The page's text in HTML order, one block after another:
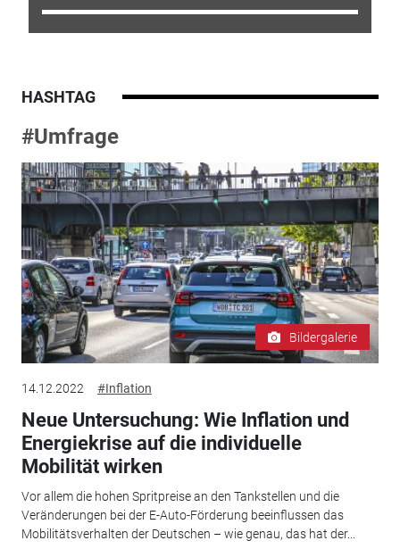
HASHTAG
#Umfrage
Bildergalerie
14.12.2022 #Inflation
Neue Untersuchung: Wie Inflation und
Energiekrise auf die individuelle
Mobilität wirken
Vor allem die hohen Spritpreise an den Tankstellen und die
Veränderungen bei der E-Auto-Förderung beeinflussen das
Mobilitätsverhalten der Deutschen – wie genau, das hat der...